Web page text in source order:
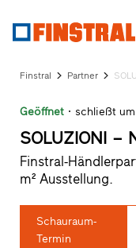
Service
Partner-
Händlersuche
Schnelleinstiege
Finstral Partner
Geöffnet schließt
SOLUZIONI –
Finstral-
m² Ausstellung.
Schauraum-
Termin